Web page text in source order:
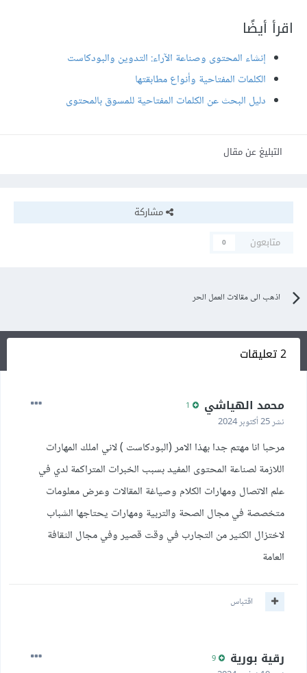
اقرأ أيضًا
إنشاء المحتوى وصناعة الآراء: التدوين والبودكاست
الكلمات المفتاحية وأنواع مطابقتها
دليل البحث عن الكلمات المفتاحية للمسوق بالمحتوى
التبليغ عن مقال
مشاركة
متابعون
0
اذهب الى مقالات العمل الحر
2 تعليقات
محمد الهياشي
نشر25 أكتوبر 2024
مرحبا انا مهتم جدا بهذا الامر (البودكاست ) لاني املك المهارات
اللازمة لصناعة المحتوى المفيد بسبب الخبرات المتراكمة لدي في
علم الاتصال ومهارات الكلام وصياغة المقالات وعرض معلومات
متخصصة في مجال الصحة والتربية ومهارات يحتاجها الشباب
لاختزال الكثير من التجارب في وقت قصير وفي مجال الثقافة
العامة
اقتباس
رقية بورية